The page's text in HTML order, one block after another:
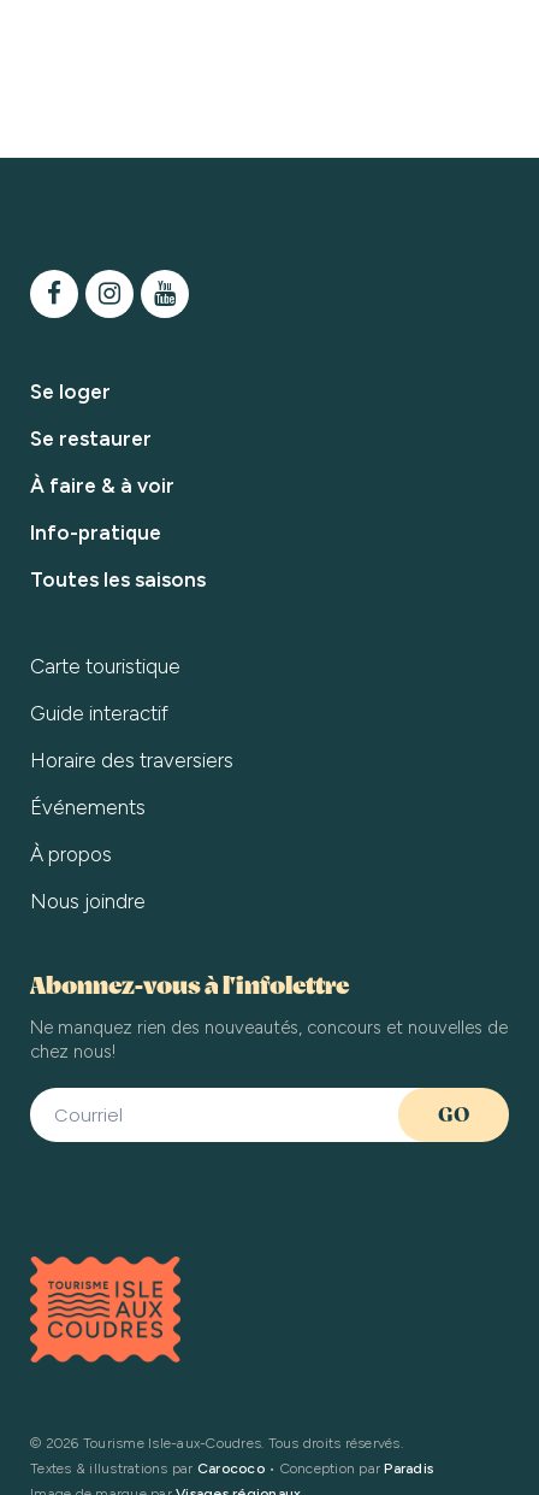
Se loger
Se restaurer
À faire & à voir
Info-pratique
Toutes les saisons
Carte touristique
Guide interactif
Horaire des traversiers
Événements
À propos
Nous joindre
Abonnez-vous à l'infolettre
Ne manquez rien des nouveautés, concours et nouvelles de
chez nous!
© 2026 Tourisme Isle-aux-Coudres. Tous droits réservés.
Textes & illustrations par Carococo• Conception parParadis